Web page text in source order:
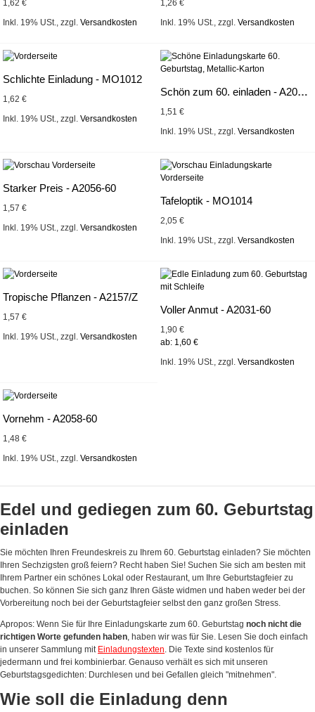
1,62 €
Inkl. 19% USt.,zzgl.Versandkosten
1,26 €
Inkl. 19% USt.,zzgl.Versandkosten
Schlichte Einladung - MO1012
1,62 €
Inkl. 19% USt.,zzgl.Versandkosten
Schön zum 60. einladen - A2064-60
1,51 €
Inkl. 19% USt.,zzgl.Versandkosten
Starker Preis - A2056-60
1,57 €
Inkl. 19% USt.,zzgl.Versandkosten
Tafeloptik - MO1014
2,05 €
Inkl. 19% USt.,zzgl.Versandkosten
Tropische Pflanzen - A2157/Z
1,57 €
Inkl. 19% USt.,zzgl.Versandkosten
Voller Anmut - A2031-60
1,90 €
ab: 1,60 €
Inkl. 19% USt.,zzgl.Versandkosten
Vornehm - A2058-60
1,48 €
Inkl. 19% USt.,zzgl.Versandkosten
Edel und gediegen zum 60. Geburtstag
einladen
Sie möchten Ihren Freundeskreis zu Ihrem 60. Geburtstag einladen? Sie möchten
Ihren Sechzigsten groß feiern? Recht haben Sie! Suchen Sie sich am besten mit
Ihrem Partner ein schönes Lokal oder Restaurant, um Ihre Geburtstagfeier zu
buchen. So können Sie sich ganz Ihren Gäste widmen und haben weder bei der
Vorbereitung noch bei der Geburtstagfeier selbst den ganz großen Stress.
Apropos: Wenn Sie für Ihre Einladungskarte zum 60. Geburtstag noch nicht die
richtigen Worte gefunden haben, haben wir was für Sie. Lesen Sie doch einfach
in unserer Sammlung mit Einladungstexten. Die Texte sind kostenlos für
jedermann und frei kombinierbar. Genauso verhält es sich mit unseren
Geburtstagsgedichten: Durchlesen und bei Gefallen gleich "mitnehmen".
Wie soll die Einladung denn